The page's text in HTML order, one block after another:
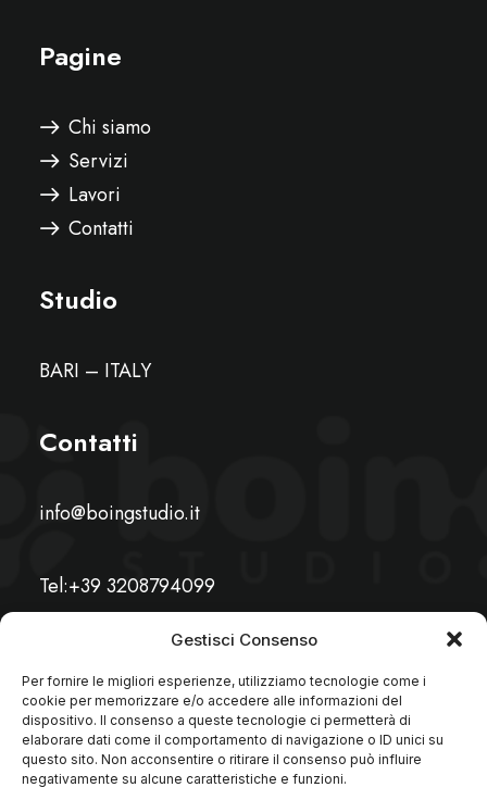
Gestisci Consenso
Per fornire le migliori esperienze, utilizziamo tecnologie come i
cookie per memorizzare e/o accedere alle informazioni del
dispositivo. Il consenso a queste tecnologie ci permetterà di
elaborare dati come il comportamento di navigazione o ID unici su
questo sito. Non acconsentire o ritirare il consenso può influire
negativamente su alcune caratteristiche e funzioni.
Pagine
Chi siamo
Servizi
Lavori
Contatti
Studio
BARI – ITALY
Contatti
info@boingstudio.it
Tel:+39 3208794099